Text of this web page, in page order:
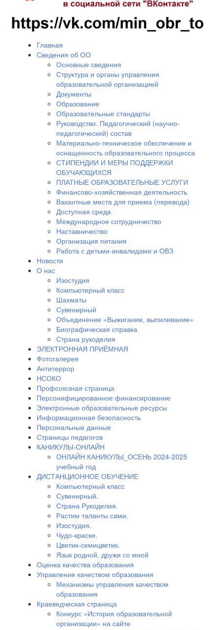
Главная
Сведения об ОО
Основные сведения
Структура и органы управления
образовательной организацией
Документы
Образование
Образовательные стандарты
Руководство. Педагогический (научно-
педагогический) состав
Материально-техническое обеспечение и
оснащенность образовательного процесса
СТИПЕНДИИ И МЕРЫ ПОДДЕРЖКИ
ОБУЧАЮЩИХСЯ
ПЛАТНЫЕ ОБРАЗОВАТЕЛЬНЫЕ УСЛУГИ
Финансово-хозяйственная деятельность
Вакантные места для приема (перевода)
Доступная среда
Международное сотрудничество
Наставничество
Организация питания
Работа с детьми-инвалидами и ОВЗ
Новости
О нас
Изостудия
Компьютерный класс
Шахматы
Сувенирный
Объединение «Выжигание, выпиливание»
Биографическая справка
Страна рукоделия
ЭЛЕКТРОННАЯ ПРИЁМНАЯ
Фотогалерея
Антитеррор
НСОКО
Профсоюзная страница
Персонифицированное финансирование
Электронные образовательные ресурсы
Информационная безопасность
Персональные данные
Страницы педагогов
КАНИКУЛЫ-ОНЛАЙН
ОНЛАЙН КАНИКУЛЫ_ОСЕНЬ 2024-2025
учебный год
ДИСТАНЦИОННОЕ ОБУЧЕНИЕ
Компьютерный класс
Сувенирный.
Страна Рукоделия.
Растим таланты сами.
Изостудия.
Чудо-краски.
Цветик-семицветик.
Язык родной, дружи со мной
Оценка качества образования
Управление качеством образования
Механизмы управления качеством
образования
Краеведческая страница
Конкурс «История образовательной
организации» на сайте